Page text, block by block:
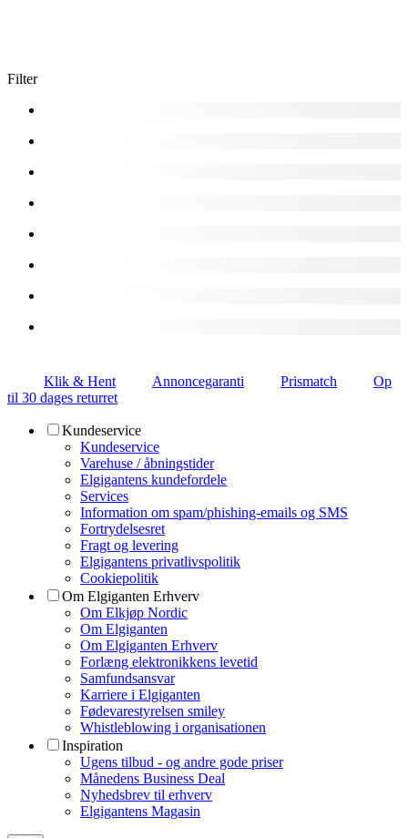
Filter
Klik & Hent Annoncegaranti Prismatch
Op
til 30 dages returret
Kundeservice
Kundeservice
Varehuse / åbningstider
Elgigantens kundefordele
Services
Information om spam/phishing-emails og SMS
Fortrydelsesret
Fragt og levering
Elgigantens privatlivspolitik
Cookiepolitik
Om Elgiganten Erhverv
Om Elkjøp Nordic
Om Elgiganten
Om Elgiganten Erhverv
Forlæng elektronikkens levetid
Samfundsansvar
Karriere i Elgiganten
Fødevarestyrelsen smiley
Whistleblowing i organisationen
Inspiration
Ugens tilbud - og andre gode priser
Månedens Business Deal
Nyhedsbrev til erhverv
Elgigantens Magasin